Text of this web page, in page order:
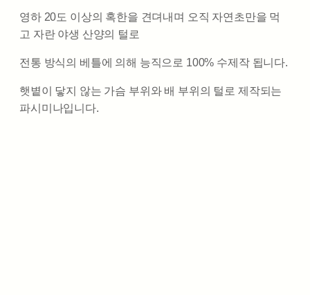
영하 20도 이상의 혹한을 견뎌내며 오직 자연초만을 먹
고 자란 야생 산양의 털로
전통 방식의 베틀에 의해 능직으로 100% 수제작 됩니다.
햇볕이 닿지 않는 가슴 부위와 배 부위의 털로 제작되는
파시미나입니다.